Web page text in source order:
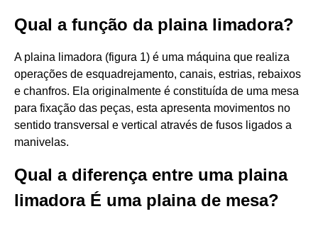
Qual a função da plaina limadora?
A plaina limadora (figura 1) é uma máquina que realiza
operações de esquadrejamento, canais, estrias, rebaixos
e chanfros. Ela originalmente é constituída de uma mesa
para fixação das peças, esta apresenta movimentos no
sentido transversal e vertical através de fusos ligados a
manivelas.
Qual a diferença entre uma plaina
limadora É uma plaina de mesa?